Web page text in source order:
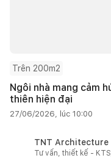
Trên 200m2
Ngôi nhà mang cảm
thiên hiện đại
27/06/2026, lúc 10:00
TNT Architecture
Tư vấn, thiết kế -